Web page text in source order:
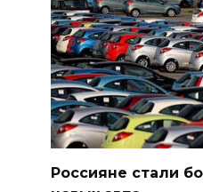
Россияне стали